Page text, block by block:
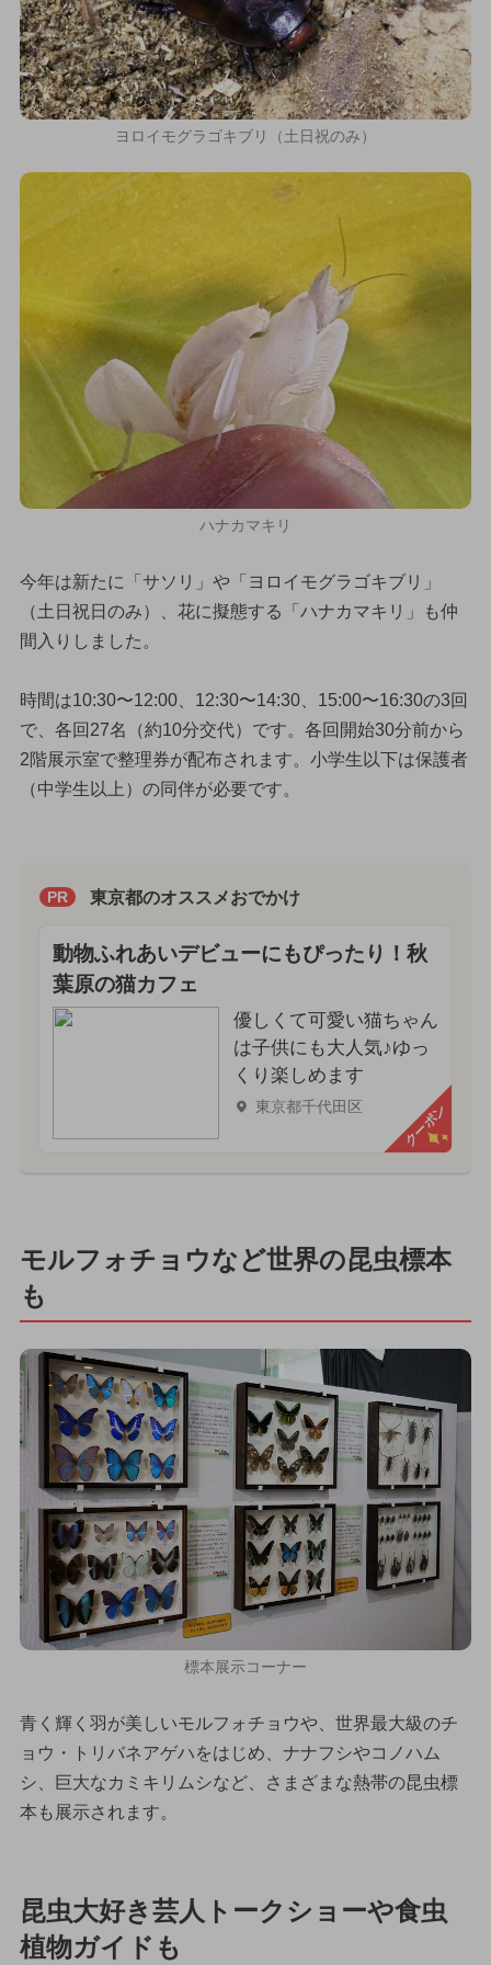
ヨロイモグラゴキブリ（土日祝のみ）
ハナカマキリ
今年は新たに「サソリ」や「ヨロイモグラゴキブリ」
（土日祝日のみ）、花に擬態する「ハナカマキリ」も仲
間入りしました。
時間は10:30〜12:00、12:30〜14:30、15:00〜16:30の3回
で、各回27名（約10分交代）です。各回開始30分前から
2階展示室で整理券が配布されます。小学生以下は保護者
（中学生以上）の同伴が必要です。
PR 東京都のオススメおでかけ
動物ふれあいデビューにもぴったり！秋
葉原の猫カフェ
優しくて可愛い猫ちゃん
は子供にも大人気♪ゆっ
くり楽しめます
東京都千代田区 クーポン
モルフォチョウなど世界の昆虫標本
も
標本展示コーナー
青く輝く羽が美しいモルフォチョウや、世界最大級のチ
ョウ・トリバネアゲハをはじめ、ナナフシやコノハム
シ、巨大なカミキリムシなど、さまざまな熱帯の昆虫標
本も展示されます。
昆虫大好き芸人トークショーや食虫
植物ガイドも